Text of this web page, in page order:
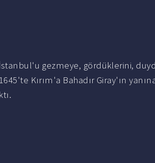
gezmeye, gördüklerini,
Kırım'a Bahadır Giray'ın